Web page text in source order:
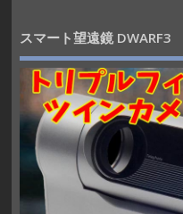
スマート望遠鏡 DWARF3